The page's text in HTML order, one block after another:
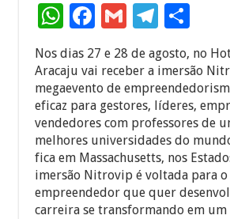
W
h
at
sA
p
p
F
ac
e
b
o
o
k
G
m
ai
l
T
el
e
gr
a
m
ar
e
Nos dias 27 e 28 de agosto, no
Aracaju vai receber a imersão
megaevento de
eficaz para gestores, líderes,
vendedores com professores de
melhores universidades do
fica em Massachusetts, nos
imersão Nitrovip é voltada para o
empreendedor que quer
carreira se transformando em